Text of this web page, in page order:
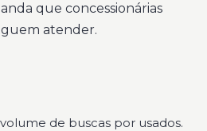
que concessionárias
atender.
de buscas por usados.